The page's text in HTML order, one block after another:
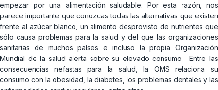
empezar por una alimentación saludable. Por esta razón, nos
parece importante que conozcas todas las alternativas que existen
frente al azúcar blanco, un alimento desprovisto de nutrientes que
sólo causa problemas para la salud y del que las organizaciones
sanitarias de muchos países e incluso la propia Organización
Mundial de la salud alerta sobre su elevado consumo. Entre las
consecuencias nefastas para la salud, la OMS relaciona su
consumo con la obesidad, la diabetes, los problemas dentales y las